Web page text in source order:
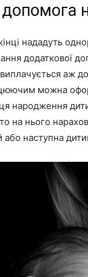
нададуть
додаткової
аж
можна
народження
на нього
наступна